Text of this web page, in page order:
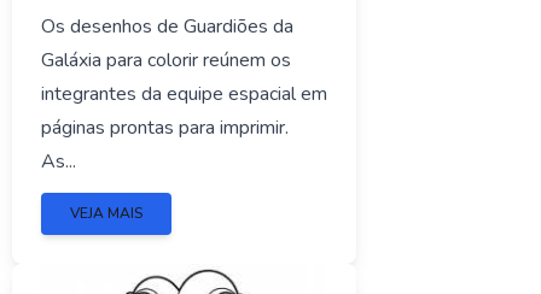
Os desenhos de Guardiões da
Galáxia para colorir reúnem os
integrantes da equipe espacial em
páginas prontas para imprimir.
As...
VEJA MAIS